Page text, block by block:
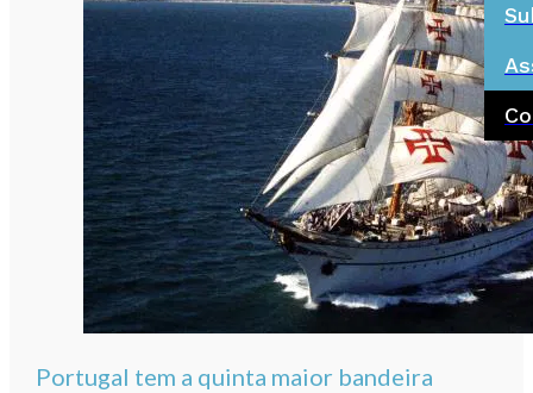
Portugal tem a quinta maior bandeira